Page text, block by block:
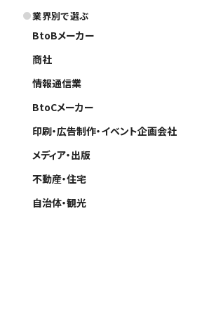
業界別で選ぶ
BtoBメーカー
商社
情報通信業
BtoCメーカー
印刷・広告制作・イベント企画会社
メディア・出版
不動産・住宅
自治体・観光